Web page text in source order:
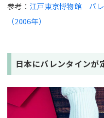
参考： 江戸東京博物館 バレ
（2006年）
日本にバレンタインが